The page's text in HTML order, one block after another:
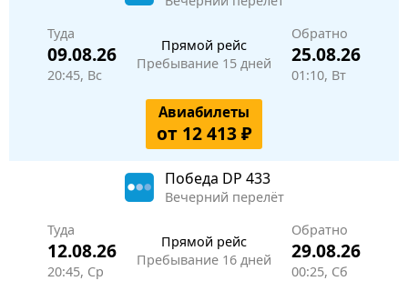
Туда
09.08.26
20:45, Вс
Прямой рейс
Пребывание 15 дней
Обратно
25.08.26
01:10, Вт
Авиабилеты
от 12 413 ₽
Победа DP 433
Вечерний перелёт
Туда
12.08.26
20:45, Ср
Прямой рейс
Пребывание 16 дней
Обратно
29.08.26
00:25, Сб